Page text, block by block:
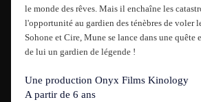
le monde des rêves. Mais il enchaîne les
l'opportunité au gardien des ténèbres de voler
Sohone et Cire, Mune se lance dans une quête
de lui un gardien de légende !
Une production Onyx Films Kinology
A partir de 6 ans